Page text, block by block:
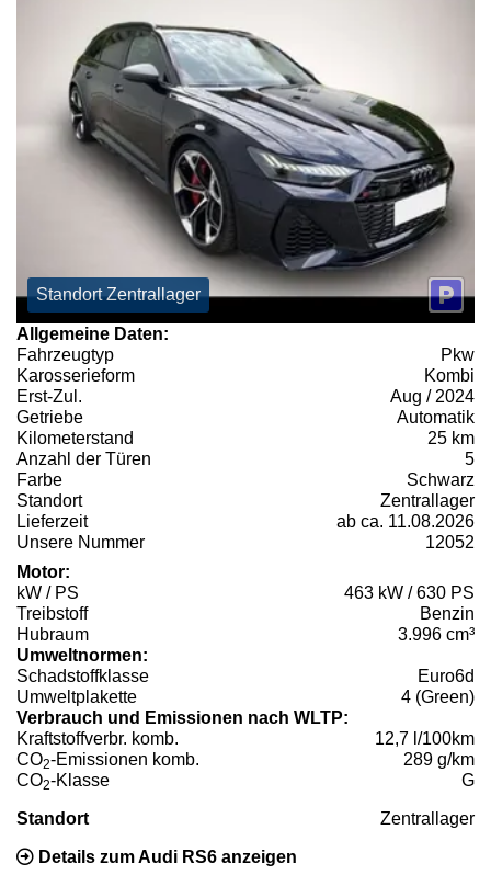
Standort Zentrallager
Allgemeine Daten:
Fahrzeugtyp
Pkw
Karosserieform
Kombi
Erst-Zul.
Aug / 2024
Getriebe
Automatik
Kilometerstand
25 km
Anzahl der Türen
5
Farbe
Schwarz
Standort
Zentrallager
Lieferzeit
ab ca. 11.08.2026
Unsere Nummer
12052
Motor:
kW / PS
463 kW / 630 PS
Treibstoff
Benzin
Hubraum
3.996 cm³
Umweltnormen:
Schadstoffklasse
Euro6d
Umweltplakette
4 (Green)
Verbrauch und Emissionen nach WLTP:
Kraftstoffverbr. komb.
12,7 l/100km
CO2-Emissionen komb.
289 g/km
CO2-Klasse G
Standort Zentrallager
Details zum Audi RS6 anzeigen